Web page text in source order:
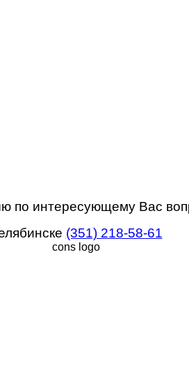
по интересующему Вас
(351) 218-58-61